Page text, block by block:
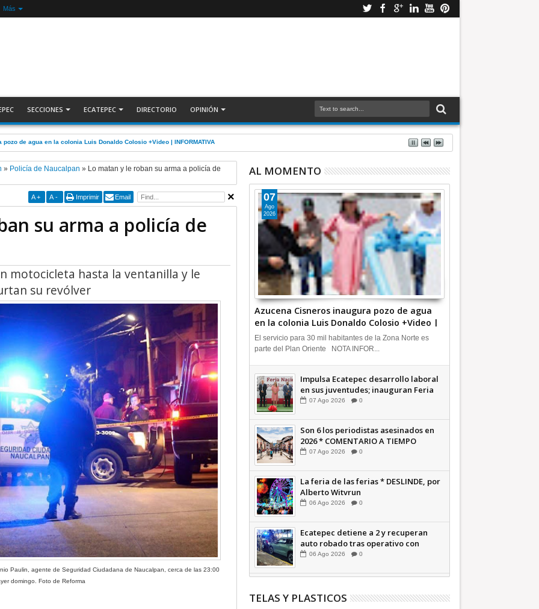
Más
SECCIONES ECATEPEC DIRECTORIO OPINIÓN
de agua en la colonia Luis Donaldo Colosio +Video | INFORMATIVA
» Policía de Naucalpan » Lo matan y le roban su arma a policía de
A + A - Imprimir Email
su arma a policía de
motocicleta hasta la ventanilla y le
su revólver
Paulin, agente de Seguridad Ciudadana de Naucalpan, cerca de las 23:00
domingo. Foto de Reforma
AL MOMENTO
Azucena Cisneros inaugura pozo de agua
en la colonia Luis Donaldo Colosio +Video |
INFORMATIVA
07
Ago
2026
El servicio para 30 mil habitantes de la Zona Norte es
parte del Plan Oriente NOTA INFOR...
Impulsa Ecatepec desarrollo laboral
en sus juventudes; inauguran Feria
de Empleo y Emprendedores 2026
07 Ago 2026 0
Son 6 los periodistas asesinados en
2026 * COMENTARIO A TIEMPO
07 Ago 2026 0
La feria de las ferias * DESLINDE, por
Alberto Witvrun
06 Ago 2026 0
Ecatepec detiene a 2 y recuperan
auto robado tras operativo con
Tecámac +Video | INFORMATIVA
06 Ago 2026 0
TELAS Y PLASTICOS